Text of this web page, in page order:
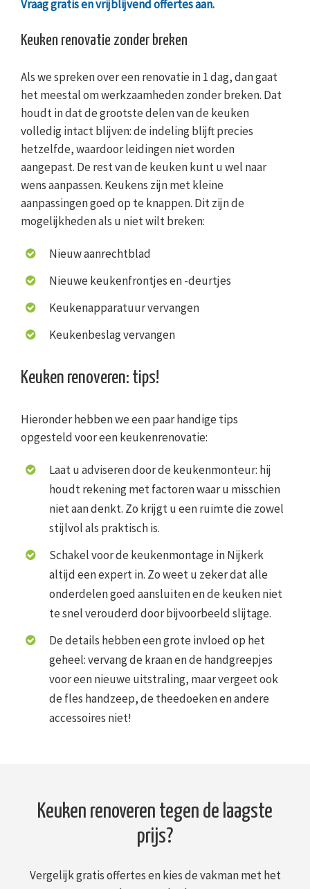
Vraag gratis en vrijblijvend offertes aan.
Keuken renovatie zonder breken
Als we spreken over een renovatie in 1 dag, dan gaat
het meestal om werkzaamheden zonder breken. Dat
houdt in dat de grootste delen van de keuken
volledig intact blijven: de indeling blijft precies
hetzelfde, waardoor leidingen niet worden
aangepast. De rest van de keuken kunt u wel naar
wens aanpassen. Keukens zijn met kleine
aanpassingen goed op te knappen. Dit zijn de
mogelijkheden als u niet wilt breken:
Nieuw aanrechtblad
Nieuwe keukenfrontjes en -deurtjes
Keukenapparatuur vervangen
Keukenbeslag vervangen
Keuken renoveren: tips!
Hieronder hebben we een paar handige tips
opgesteld voor een keukenrenovatie:
Laat u adviseren door de keukenmonteur: hij
houdt rekening met factoren waar u misschien
niet aan denkt. Zo krijgt u een ruimte die zowel
stijlvol als praktisch is.
Schakel voor de keukenmontage in Nijkerk
altijd een expert in. Zo weet u zeker dat alle
onderdelen goed aansluiten en de keuken niet
te snel verouderd door bijvoorbeeld slijtage.
De details hebben een grote invloed op het
geheel: vervang de kraan en de handgreepjes
voor een nieuwe uitstraling, maar vergeet ook
de fles handzeep, de theedoeken en andere
accessoires niet!
Keuken renoveren tegen de laagste
prijs?
Vergelijk gratis offertes en kies de vakman met het